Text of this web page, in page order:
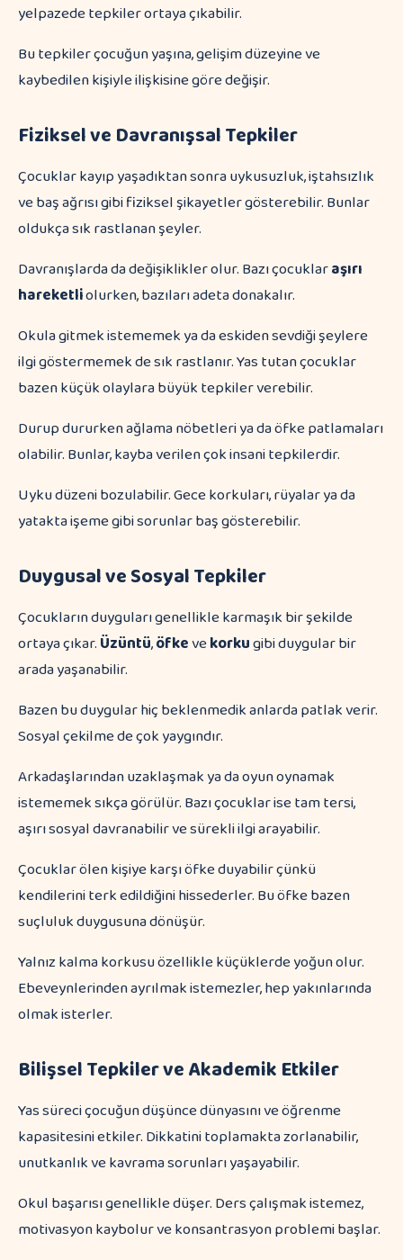
yelpazede tepkiler ortaya çıkabilir.
Bu tepkiler çocuğun yaşına, gelişim düzeyine ve
kaybedilen kişiyle ilişkisine göre değişir.
Fiziksel ve Davranışsal Tepkiler
Çocuklar kayıp yaşadıktan sonra uykusuzluk, iştahsızlık
ve baş ağrısı gibi fiziksel şikayetler gösterebilir. Bunlar
oldukça sık rastlanan şeyler.
Davranışlarda da değişiklikler olur. Bazı çocuklaraşırı
hareketliolurken, bazıları adeta donakalır.
Okula gitmek istememek ya da eskiden sevdiği şeylere
ilgi göstermemek de sık rastlanır. Yas tutan çocuklar
bazen küçük olaylara büyük tepkiler verebilir.
Durup dururken ağlama nöbetleri ya da öfke patlamaları
olabilir. Bunlar, kayba verilen çok insani tepkilerdir.
Uyku düzeni bozulabilir. Gece korkuları, rüyalar ya da
yatakta işeme gibi sorunlar baş gösterebilir.
Duygusal ve Sosyal Tepkiler
Çocukların duyguları genellikle karmaşık bir şekilde
ortaya çıkar.Üzüntü,öfkevekorkugibi duygular bir
arada yaşanabilir.
Bazen bu duygular hiç beklenmedik anlarda patlak verir.
Sosyal çekilme de çok yaygındır.
Arkadaşlarından uzaklaşmak ya da oyun oynamak
istememek sıkça görülür. Bazı çocuklar ise tam tersi,
aşırı sosyal davranabilir ve sürekli ilgi arayabilir.
Çocuklar ölen kişiye karşı öfke duyabilir çünkü
kendilerini terk edildiğini hissederler. Bu öfke bazen
suçluluk duygusuna dönüşür.
Yalnız kalma korkusu özellikle küçüklerde yoğun olur.
Ebeveynlerinden ayrılmak istemezler, hep yakınlarında
olmak isterler.
Bilişsel Tepkiler ve Akademik Etkiler
Yas süreci çocuğun düşünce dünyasını ve öğrenme
kapasitesini etkiler. Dikkatini toplamakta zorlanabilir,
unutkanlık ve kavrama sorunları yaşayabilir.
Okul başarısı genellikle düşer. Ders çalışmak istemez,
motivasyon kaybolur ve konsantrasyon problemi başlar.